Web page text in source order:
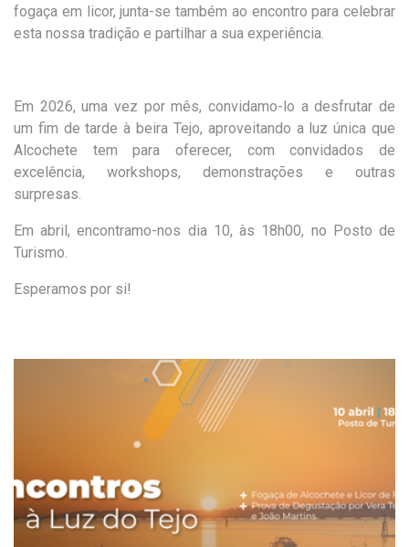
fogaça em licor, junta-se também ao encontro para celebrar
esta nossa tradição e partilhar a sua experiência.
Em 2026, uma vez por mês, convidamo-lo a desfrutar de
um fim de tarde à beira Tejo, aproveitando a luz única que
Alcochete tem para oferecer, com convidados de
excelência, workshops, demonstrações e outras
surpresas.
Em abril, encontramo-nos dia 10, às 18h00, no Posto de
Turismo.
Esperamos por si!